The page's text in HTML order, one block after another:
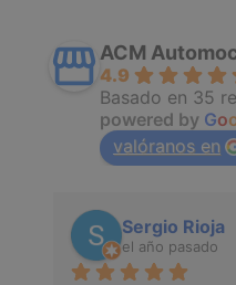
ACM
4.9
Basado en 35
powered by Go
valóranos en
Sergio Rioja
el año pasado